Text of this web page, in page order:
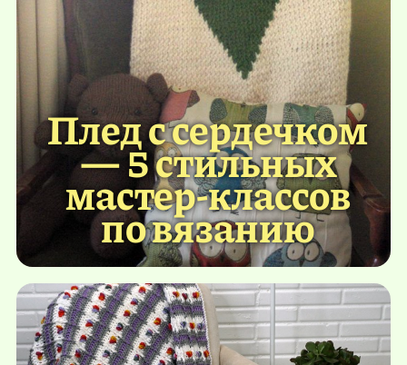
Плед с сердечком
— 5 стильных
мастер-классов
по вязанию